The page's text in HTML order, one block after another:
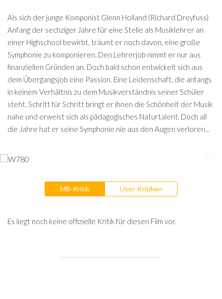
Als sich der junge Komponist Glenn Holland (Richard Dreyfuss)
Anfang der sechziger Jahre für eine Stelle als Musiklehrer an
einer Highschool bewirbt, träumt er noch davon, eine große
Symphonie zu komponieren. Den Lehrerjob nimmt er nur aus
finanziellen Gründen an. Doch bald schon entwickelt sich aus
dem Übergangsjob eine Passion. Eine Leidenschaft, die anfangs
in keinem Verhältnis zu dem Musikverständnis seiner Schüler
steht. Schritt für Schritt bringt er ihnen die Schönheit der Musik
nahe und erweist sich als pädagogisches Naturtalent. Doch all
die Jahre hat er seine Symphonie nie aus den Augen verloren...
MB-Kritik User-Kritiken
Es liegt noch keine offizielle Kritik für diesen Film vor.